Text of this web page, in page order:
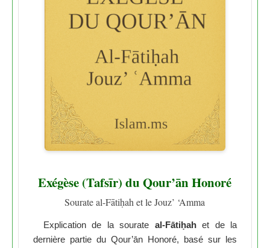
Exégèse (Tafsīr) du Qour’ān Honoré
Sourate al-Fātiḥah et le Jouz’ ‘Amma
Explication de la sourate al-Fātiḥahet de la
dernière partie du Qour’ān Honoré, basé sur les